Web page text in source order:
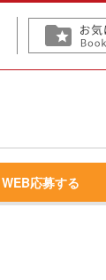
WEB応募する